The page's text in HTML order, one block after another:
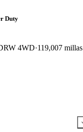
Duty
4WD 119,007 millas